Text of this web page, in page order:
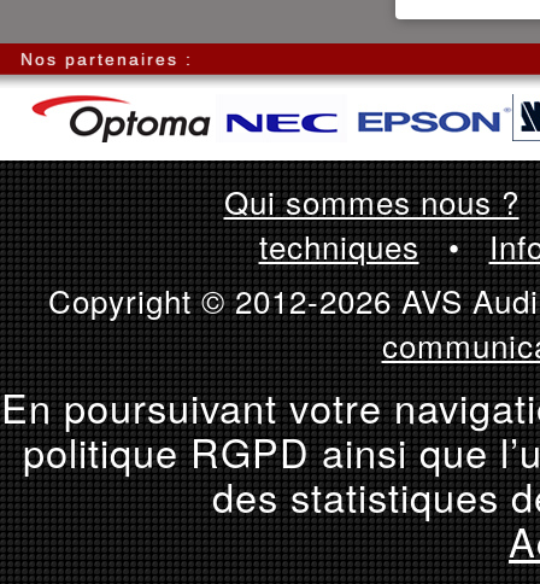
Nos partenaires :
Qui sommes nous ?
techniques•
Copyright © 2012-2026 AVS
En poursuivant votre
politique RGPD ainsi que
des statistiques